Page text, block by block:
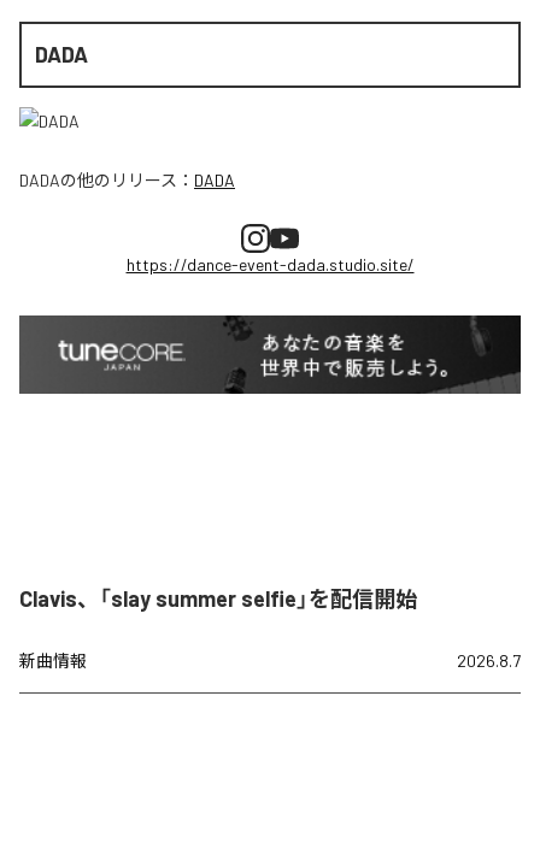
DADA
DADAの他のリリース： DADA
https://dance-event-dada.studio.site/
Clavis、「slay summer selfie」を配信開始
新曲情報 2026.8.7